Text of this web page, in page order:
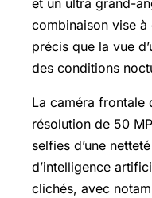
et un ultra grand-
combinaison vise à
précis que la vue
des conditions
La caméra frontale
résolution de 50
selfies d’une
d’intelligence
clichés, avec